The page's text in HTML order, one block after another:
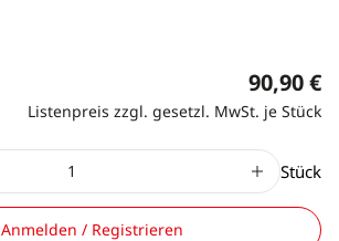
90,90 €
Listenpreis zzgl. gesetzl. MwSt. je Stück
Stück
Anmelden / Registrieren